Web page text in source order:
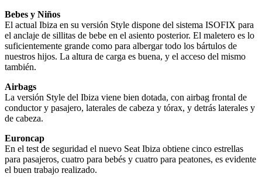
Bebes y Niños
El actual Ibiza en su versión Style dispone del sistema ISOFIX para
el anclaje de sillitas de bebe en el asiento posterior. El maletero es lo
suficientemente grande como para albergar todo los bártulos de
nuestros hijos. La altura de carga es buena, y el acceso del mismo
también.
Airbags
La versión Style del Ibiza viene bien dotada, con airbag frontal de
conductor y pasajero, laterales de cabeza y tórax, y detrás laterales y
de cabeza.
Euroncap
En el test de seguridad el nuevo Seat Ibiza obtiene cinco estrellas
para pasajeros, cuatro para bebés y cuatro para peatones, es evidente
el buen trabajo realizado.